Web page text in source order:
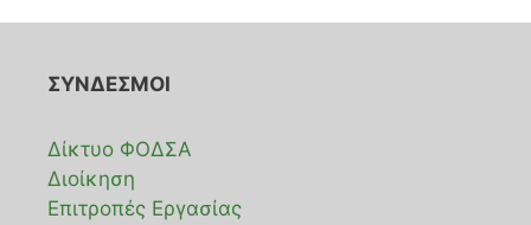
ΣΥΝΔΕΣΜΟΙ
Δίκτυο ΦΟΔΣΑ
Διοίκηση
Επιτροπές Εργασίας